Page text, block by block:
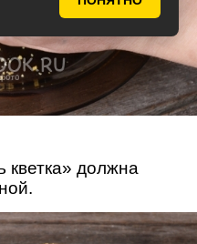
кветка» должна